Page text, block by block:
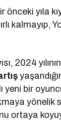
önceki yıla
2024
yeni bir
yönelik
ortaya